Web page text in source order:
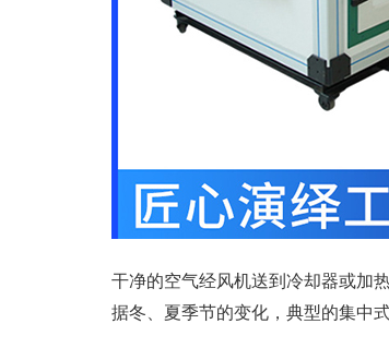
干净的空气经风机送到冷却器或加
据冬、夏季节的变化，典型的集中